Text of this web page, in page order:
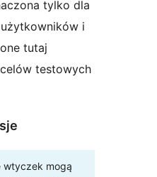
tylko dla
i
tutaj
testowych
wtyczek mogą